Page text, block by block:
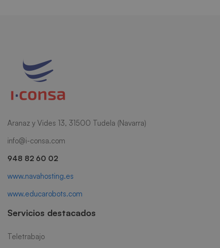
Aranaz y Vides 13, 31500 Tudela (Navarra)
info@i-consa.com
948 82 60 02
www.navahosting.es
www.educarobots.com
Servicios destacados
Teletrabajo